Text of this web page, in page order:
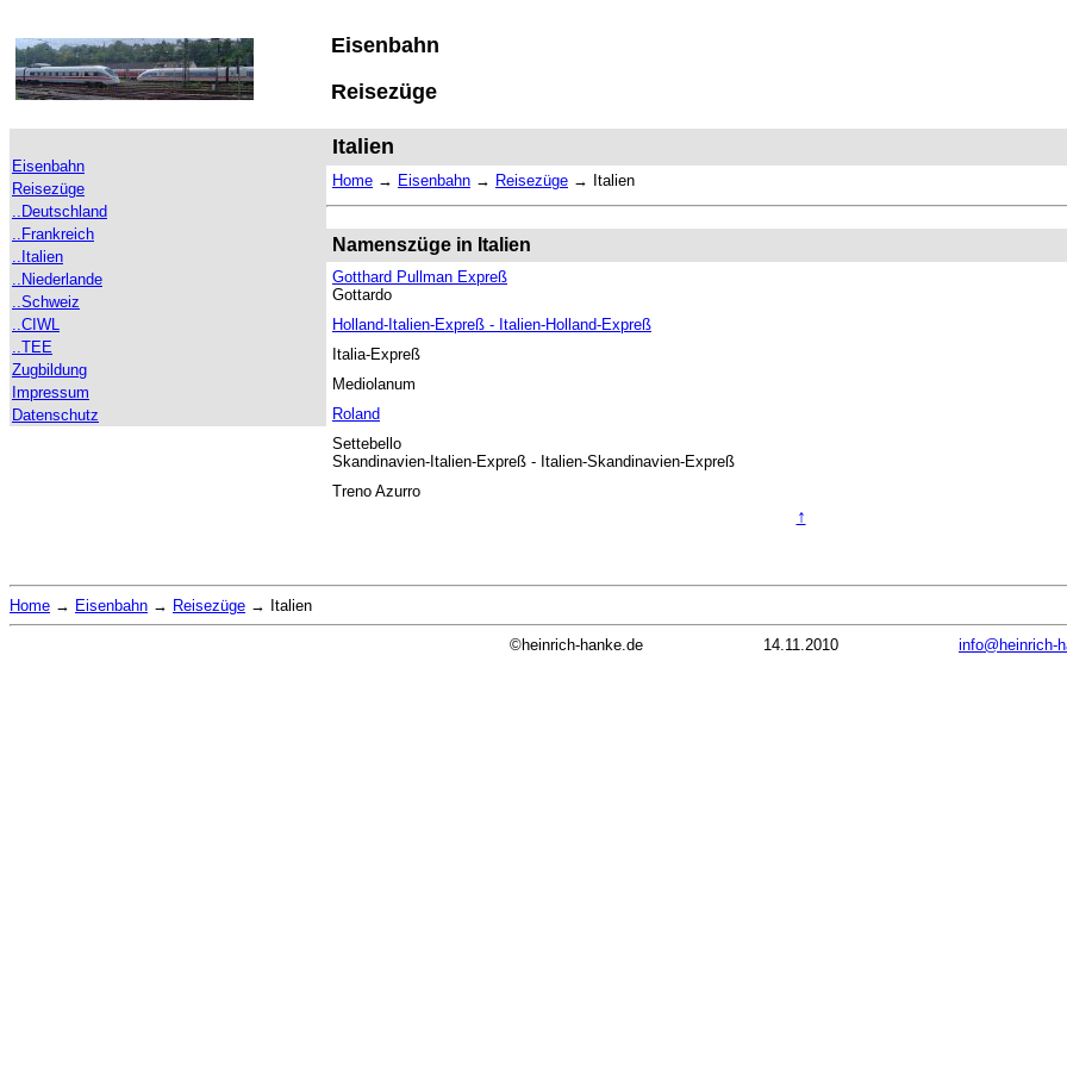
Eisenbahn
Reisezüge
Eisenbahn
Reisezüge
..Deutschland
..Frankreich
..Italien
..Niederlande
..Schweiz
..CIWL
..TEE
Zugbildung
Impressum
Datenschutz
Italien
Home → Eisenbahn → Reisezüge → Italien
Namenszüge in Italien
Gotthard Pullman Expreß
Gottardo
Holland-Italien-Expreß - Italien-Holland-Expreß
Italia-Expreß
Mediolanum
Roland
Settebello
Skandinavien-Italien-Expreß - Italien-Skandinavien-Expreß
Treno Azurro
↑
Home → Eisenbahn → Reisezüge → Italien
©heinrich-hanke.de 14.11.2010 info@heinrich-